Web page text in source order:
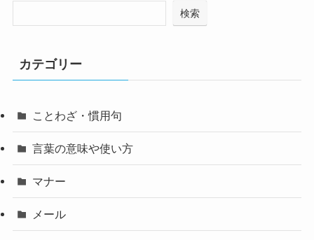
検索
カテゴリー
ことわざ・慣用句
言葉の意味や使い方
マナー
メール